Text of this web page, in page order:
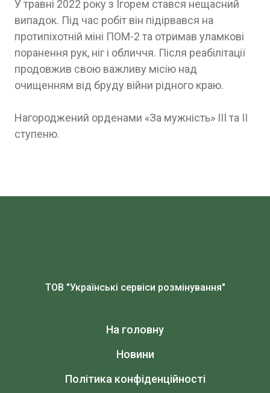
У травні 2022 року з Ігорем стався нещасний
випадок. Під час робіт він підірвався на
протипіхотній міні ПОМ-2 та отримав уламкові
поранення рук, ніг і обличчя. Після реабілітації
продовжив свою важливу місію над
очищенням від бруду війни рідного краю.
Нагороджений орденами «За мужність» ІІI та ІІ
ступеню.
ТОВ "Українські сервіси розмінування"
На головну
Новини
Політика конфіденційності